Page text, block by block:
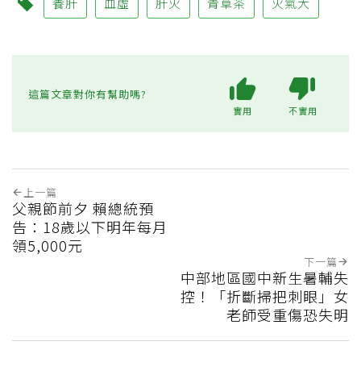
這篇文章對你有幫助嗎?
實用 不實用
上一篇
父親節前夕 賴總統預
告：18歲以下明年每月
領5,000元
下一篇
中部地區國中新生暑輔失
控！「折斷掃把刺眼」女
老師受重傷恐失明